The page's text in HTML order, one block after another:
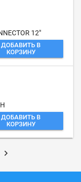
12"
ДОБАВИТЬ В
КОРЗИНУ
ДОБАВИТЬ В
КОРЗИНУ